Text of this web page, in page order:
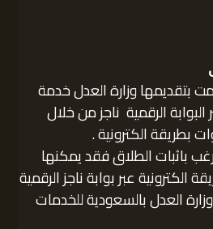
بتقديمها وزارة العدل خدمة
البوابة الرقمية ناجز من خلال
بطريقة الكترونية .
باثبات الطلاق فقد يمكنها
الكترونية عبر بوابة ناجز الرقمية
العدل بالسعودية للخدمات